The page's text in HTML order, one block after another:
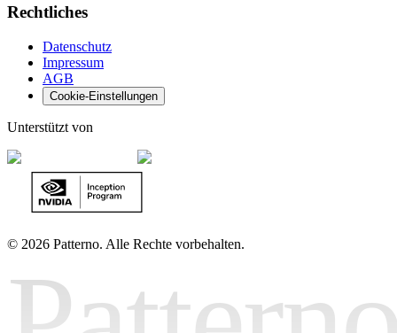
Rechtliches
Datenschutz
Impressum
AGB
Cookie-Einstellungen
Unterstützt von
© 2026 Patterno. Alle Rechte vorbehalten.